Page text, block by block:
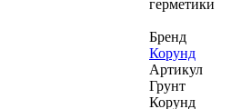
герметики
Бренд
Корунд
Артикул
Грунт
Корунд